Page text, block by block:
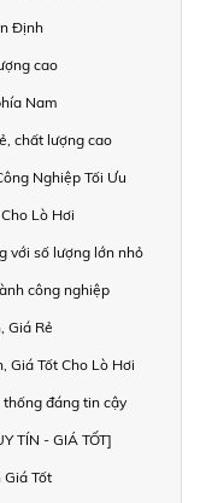
Định
cao
Nam
chất lượng cao
Nghiệp Tối Ưu
Lò Hơi
với số lượng lớn nhỏ
công nghiệp
Giá Rẻ
Giá Tốt Cho Lò Hơi
đáng tin cậy
TÍN - GIÁ TỐT]
Giá Tốt